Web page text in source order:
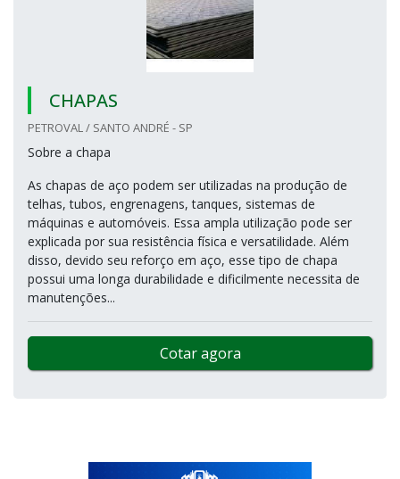
CHAPAS
PETROVAL / SANTO ANDRÉ - SP
Sobre a chapa
As chapas de aço podem ser utilizadas na produção de
telhas, tubos, engrenagens, tanques, sistemas de
máquinas e automóveis. Essa ampla utilização pode ser
explicada por sua resistência física e versatilidade. Além
disso, devido seu reforço em aço, esse tipo de chapa
possui uma longa durabilidade e dificilmente necessita de
manutenções...
Cotar agora